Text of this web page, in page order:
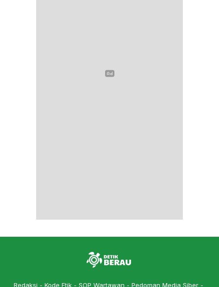
Redaksi Kode Etik SOP Wartawan Pedoman Media Siber